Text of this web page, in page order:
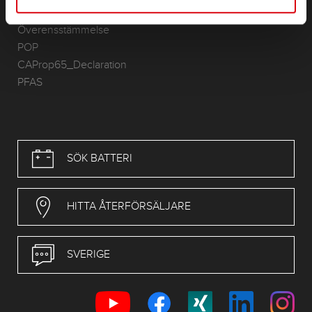
RoHS-Directive
Överensstämmelse
POP
CAProp65_Declaration
PFAS
SÖK BATTERI
HITTA ÅTERFÖRSÄLJARE
SVERIGE